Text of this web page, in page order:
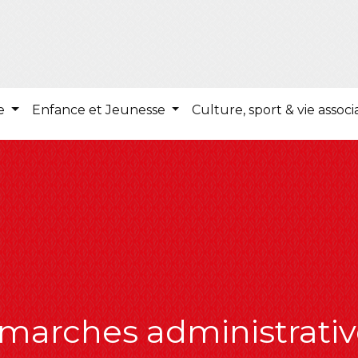
Enfance et Jeunesse Culture, sport & vie